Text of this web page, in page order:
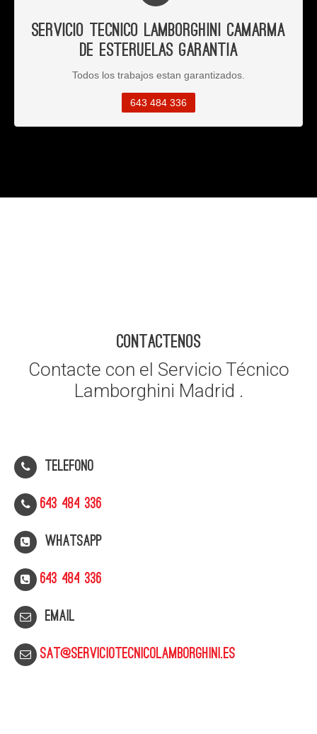
Servicio Tecnico Lamborghini Camarma
de Esteruelas Garantia
Todos los trabajos estan garantizados.
643 484 336
CONTACTENOS
Contacte con el Servicio Técnico
Lamborghini Madrid .
Telefono
643 484 336
WhatsApp
643 484 336
Email
sat@serviciotecnicolamborghini.es